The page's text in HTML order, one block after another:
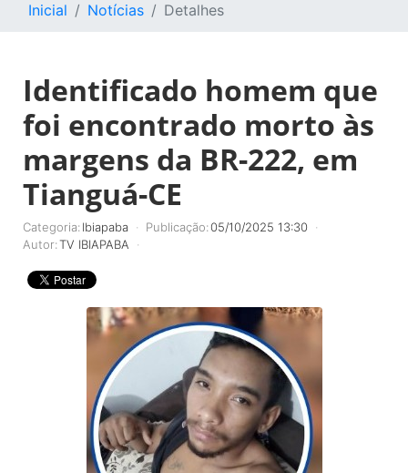
Inicial Notícias Detalhes
Identificado homem que
foi encontrado morto às
margens da BR-222, em
Tianguá-CE
Categoria: Ibiapaba Publicação:05/10/2025 13:30
Autor:TV IBIAPABA